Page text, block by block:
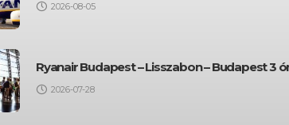
2026-08-05
Ryanair Budapest – Lisszabon – Budapest 3
2026-07-28